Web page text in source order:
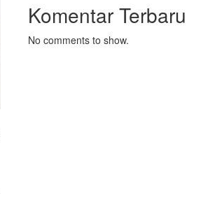
Komentar Terbaru
No comments to show.